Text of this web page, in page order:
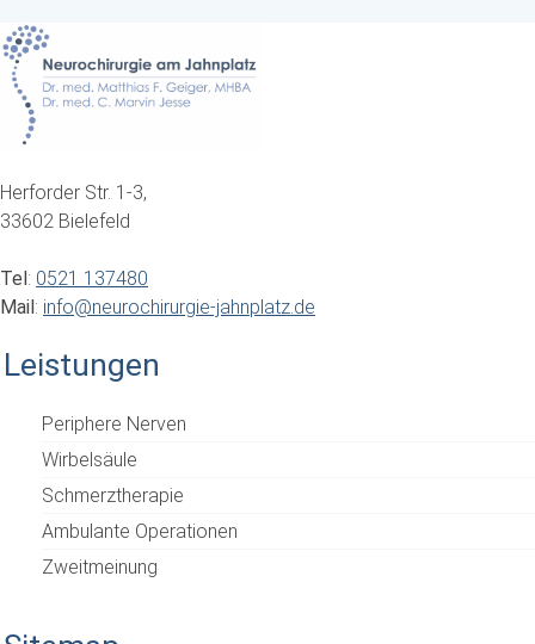
Herforder Str. 1-3,
33602 Bielefeld
Tel : 0521 137480
Mail : info@neurochirurgie-jahnplatz.de
Leistungen
Periphere Nerven
Wirbelsäule
Schmerztherapie
Ambulante Operationen
Zweitmeinung